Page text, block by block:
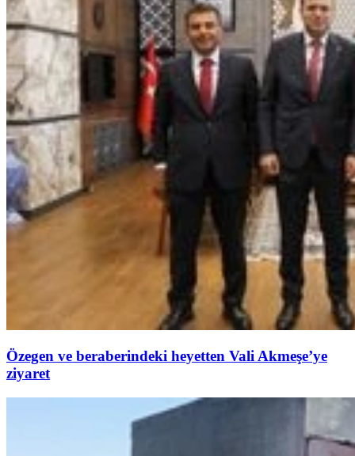
Özegen ve beraberindeki heyetten Vali Akmeşe’ye
ziyaret